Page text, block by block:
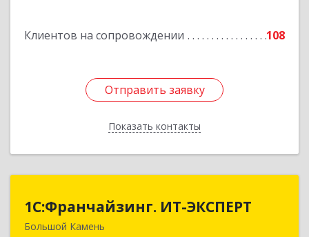
Клиентов на сопровождении 108
Отправить заявку
Показать контакты
Отправить заявку
Назад
1С:Франчайзинг. ИТ-ЭКСПЕРТ
Большой Камень
1С:Франчайзинг. ИТ-ЭКСПЕРТ
692806, Приморский край, Большой Камень г,